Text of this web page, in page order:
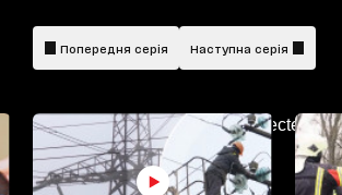
AdBlockDetected!
Попередня серія Наступна серія